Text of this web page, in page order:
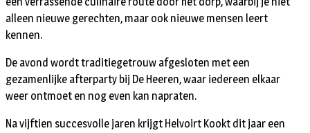
alleen nieuwe gerechten, maar ook nieuwe mensen leert
kennen.
De avond wordt traditiegetrouw afgesloten met een
gezamenlijke afterparty bij De Heeren, waar iedereen elkaar
weer ontmoet en nog even kan napraten.
Na vijftien succesvolle jaren krijgt Helvoirt Kookt dit jaar een